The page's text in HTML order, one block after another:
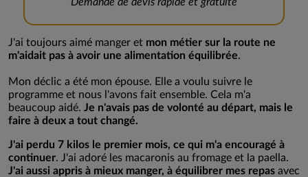
J'ai toujours aimé manger et mon métier sur la route ne
m'aidait pas à avoir une alimentation équilibrée.
Mon déclic a été mon épouse. Elle a voulu suivre le
programme et nous l'avons fait ensemble. Cela m'a
beaucoup aidé. Je n'avais pas de volonté au départ, mais le
faire à deux a tout changé.
J'ai perdu 7 kilos le premier mois, ce qui m'a encouragé à
continuer. J'ai adoré les macaronis au fromage et la paella.
J'ai aussi appris à mieux manger, à équilibrer mes repas avec